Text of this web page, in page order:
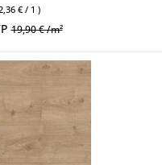
€ / 1 )
19,90 € /m²